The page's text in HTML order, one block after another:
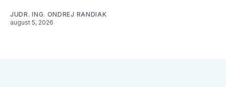
JUDR. ING. ONDREJ RANDIAK
august 5, 2026